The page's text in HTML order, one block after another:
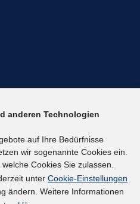
anderen Technologien
auf Ihre Bedürfnisse
wir sogenannte Cookies ein.
Cookies Sie zulassen.
unter Cookie-Einstellungen
ändern. Weitere Informationen